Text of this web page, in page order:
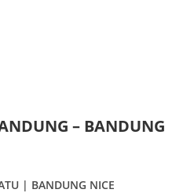
– BANDUNG
| BANDUNG NICE